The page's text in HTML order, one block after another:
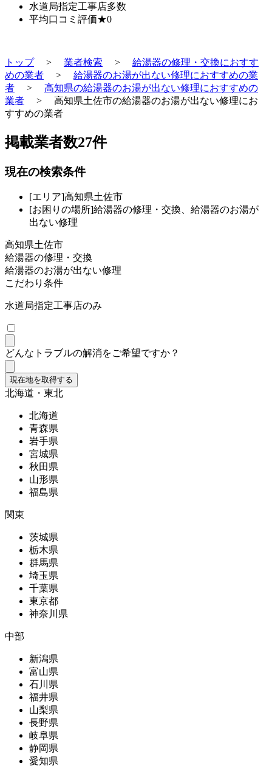
水道局指定工事店多数
平均口コミ評価★0
トップ> 業者検索 > 給湯器の修理・交換におすす
めの業者 > 給湯器のお湯が出ない修理におすすめの業
者 > 高知県の給湯器のお湯が出ない修理におすすめの
業者 > 高知県土佐市の給湯器のお湯が出ない修理にお
すすめの業者
掲載業者数27件
現在の検索条件
[エリア]高知県土佐市
[お困りの場所]給湯器の修理・交換、給湯器のお湯が
出ない修理
高知県土佐市
給湯器の修理・交換
給湯器のお湯が出ない修理
こだわり条件
水道局指定工事店のみ
どんなトラブルの解消をご希望ですか？
現在地を取得する
北海道・東北
北海道
青森県
岩手県
宮城県
秋田県
山形県
福島県
関東
茨城県
栃木県
群馬県
埼玉県
千葉県
東京都
神奈川県
中部
新潟県
富山県
石川県
福井県
山梨県
長野県
岐阜県
静岡県
愛知県